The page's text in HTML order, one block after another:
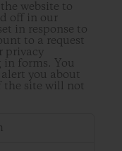
the website to
off in our
in response to
to a request
privacy
in forms. You
you about
the site will not